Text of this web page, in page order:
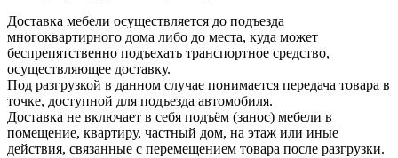
Доставка мебели осуществляется до подъезда
многоквартирного дома либо до места, куда может
беспрепятственно подъехать транспортное средство,
осуществляющее доставку.
Под разгрузкой в данном случае понимается передача товара в
точке, доступной для подъезда автомобиля.
Доставка не включает в себя подъём (занос) мебели в
помещение, квартиру, частный дом, на этаж или иные
действия, связанные с перемещением товара после разгрузки.